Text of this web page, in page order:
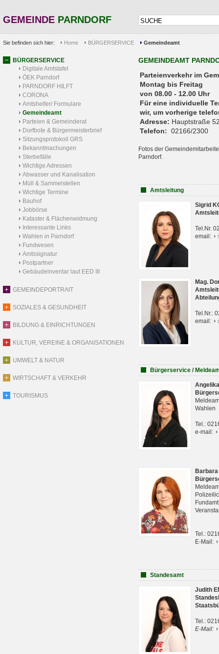
GEMEINDE PARNDORF
Sie befinden sich hier: Home BÜRGERSERVICE Gemeindeamt
BÜRGERSERVICE
Digitale Amtstafel
ÖEK Parndorf
PARNDORF HILFT
CORONA
Amtshelfer/ Formulare
Gemeindeamt
Parteien & Gemeinderat
Dorfbote & Bürgermeisterbrief
Sitzungsprotokoll GRS
Bekanntmachungen
Sterbefälle
Wichtige Adressen
Abwasser und Kanalisation
Müll & Sammelstellen
Wichtige Termine
Bauhof
Jobbörse
Kataster & Flächenwidmung
Interessante Links
Wahlen in Parndorf
Fundwesen
Amtssignatur
Postpartner
Gebäudeinventar laut EED III
GEMEINDEPORTRAIT
SOZIALES & GESUNDHEIT
BILDUNG & EINRICHTUNGEN
KULTUR, VEREINE & ORGANISATIONEN
UMWELT & NATUR
WIRTSCHAFT & VERKEHR
TOURISMUS
GEMEINDEAMT
Parteienverkehr
Montag bis Freitag
von 08.00 - 12.00 Uhr
Für eine individuelle
wir, um vorherige
Adresse: Hauptstraße
Telefon: 02166/2300
Fotos der
Parndorf.
Amtsleitung
Sigrid
Tel.Nr.
email:
Mag.
Tel.Nr.:
email:
Bürgerservice /
Wahlen
Tel.:
e-mail:
Tel.:
E-Mail:
Standesamt
Judith
Tel.:
E-Mail: